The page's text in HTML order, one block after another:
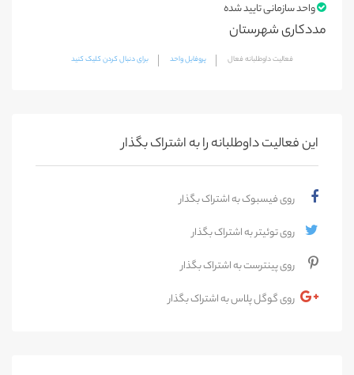
واحد سازمانی تایید شده
مددکاری شهرستان
فعالیت داوطلبانه فعال پروفایل واحد برای دنبال کردن کلیک کنید
این فعالیت‌ داوطلبانه را به اشتراک بگذار
روی فیسبوک به اشتراک بگذار
روی توئیتر به اشتراک بگذار
روی پینترست به اشتراک بگذار
روی گوگل پلاس به اشتراک بگذار